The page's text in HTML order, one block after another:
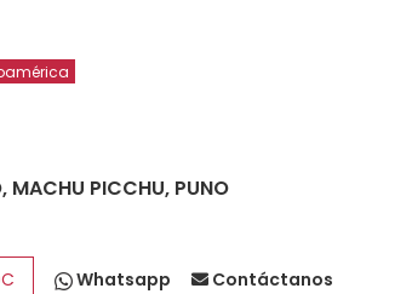
MACHU PICCHU, PUNO
Whatsapp Contáctanos